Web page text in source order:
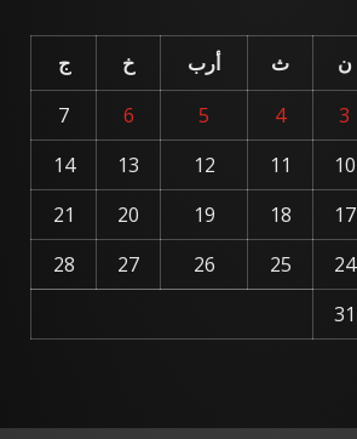
ن ث أرب خ
ج
3
4
5
6
7
10
11
12
13
14
17
18
19
20
21
24
25
26
27
28
31